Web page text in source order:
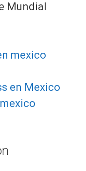
Mundial
mexico
en Mexico